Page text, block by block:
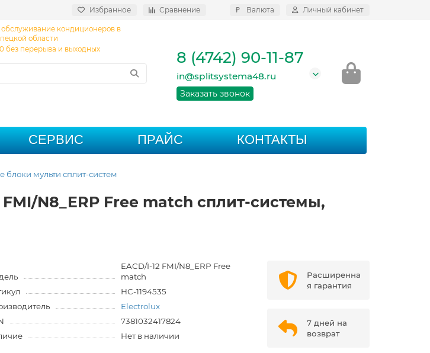
Избранное Сравнение ₽ Валюта Личный кабинет
кондиционеров в
области
без перерыва и выходных
8 (4742) 90-11-87
in@splitsystema48.ru
Заказать звонок
СЕРВИС ПРАЙС КОНТАКТЫ
блоки мульти сплит-систем
N8_ERP Free match сплит-системы,
EACD/I-12 FMI/N8_ERP Free
match
НС-1194535
Electrolux
7381032417824
Нет в наличии
Расширенна
я гарантия
7 дней на
возврат